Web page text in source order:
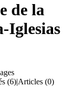
de la
Iglesias
(6)|Articles (0)